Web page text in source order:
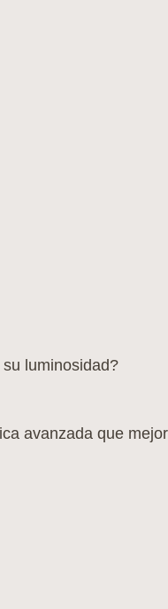
luminosidad?
avanzada que